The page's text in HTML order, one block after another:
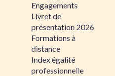
Engagements
Livret de
présentation 2026
Formations à
distance
Index égalité
professionnelle